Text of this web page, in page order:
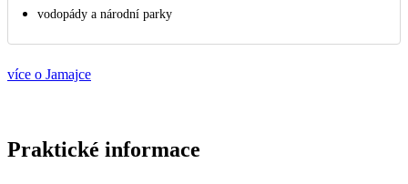
vodopády a národní parky
více o Jamajce
Praktické informace